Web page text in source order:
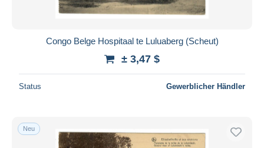
Congo Belge Hospitaal te Luluaberg (Scheut)
± 3,47 $
Status Gewerblicher Händler
Neu